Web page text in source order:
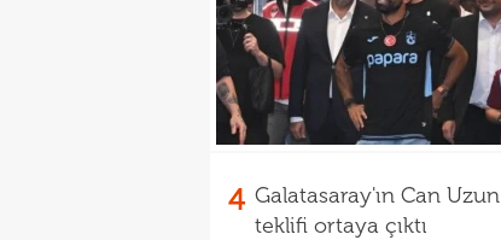
4 Galatasaray'ın Can Uzun
teklifi ortaya çıktı